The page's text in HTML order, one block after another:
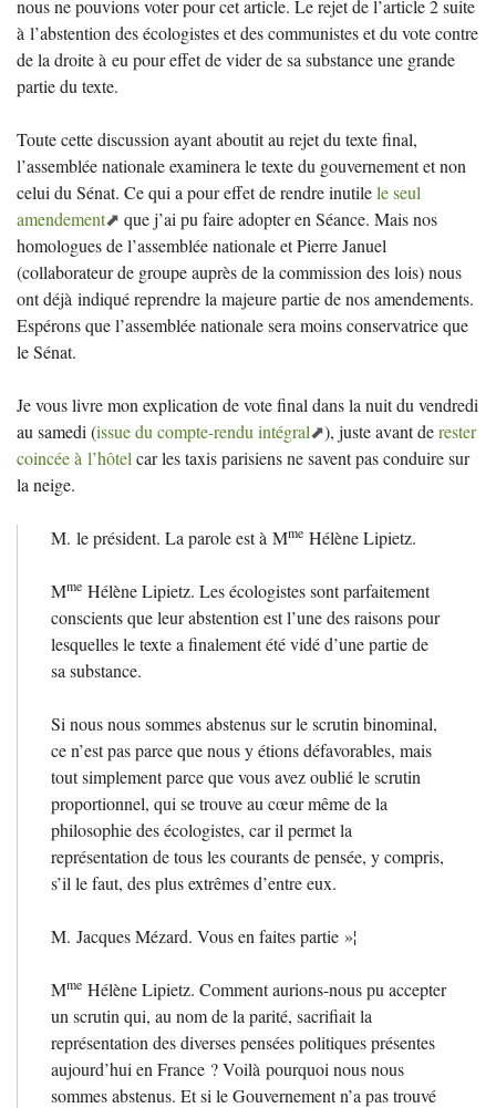
nous ne pouvions voter pour cet article. Le rejet de l’article 2 suite
à l’abstention des écologistes et des communistes et du vote contre
de la droite à eu pour effet de vider de sa substance une grande
partie du texte.
Toute cette discussion ayant aboutit au rejet du texte final,
l’assemblée nationale examinera le texte du gouvernement et non
celui du Sénat. Ce qui a pour effet de rendre inutilele seul
amendement
que j’ai pu faire adopter en Séance. Mais nos
homologues de l’assemblée nationale et Pierre Januel
(collaborateur de groupe auprès de la commission des lois) nous
ont déjà indiqué reprendre la majeure partie de nos amendements.
Espérons que l’assemblée nationale sera moins conservatrice que
le Sénat.
Je vous livre mon explication de vote final dans la nuit du vendredi
au samedi (issue du compte-rendu intégral ), juste avant derester
coincée à l’hôtel car les taxis parisiens ne savent pas conduire sur
la neige.
M. le président. La parole est à Mme Hélène Lipietz.
Mme Hélène Lipietz. Les écologistes sont parfaitement
conscients que leur abstention est l’une des raisons pour
lesquelles le texte a finalement été vidé d’une partie de
sa substance.
Si nous nous sommes abstenus sur le scrutin binominal,
ce n’est pas parce que nous y étions défavorables, mais
tout simplement parce que vous avez oublié le scrutin
proportionnel, qui se trouve au cœur même de la
philosophie des écologistes, car il permet la
représentation de tous les courants de pensée, y compris,
s’il le faut, des plus extrêmes d’entre eux.
M. Jacques Mézard. Vous en faites partie »¦
Mme Hélène Lipietz. Comment aurions-nous pu accepter
un scrutin qui, au nom de la parité, sacrifiait la
représentation des diverses pensées politiques présentes
aujourd’hui en France ? Voilà pourquoi nous nous
sommes abstenus. Et si le Gouvernement n’a pas trouvé